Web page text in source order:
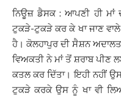
ਨਿਊਜ਼ ਡੈਸਕ : ਆਪਣੀ ਹੀ ਮਾਂ
ਟੁਕੜੇ-ਟੁਕੜੇ ਕਰ ਕੇ ਖਾ ਜਾਣ
ਹੈ। ਕੋਲਹਾਪੁਰ ਦੀ ਸੈਸ਼ਨ
ਵਿਅਕਤੀ ਨੇ ਮਾਂ ਤੋਂ ਸ਼ਰਾਬ
ਕਤਲ ਕਰ ਦਿੱਤਾ। ਇਹੀ ਨਹੀਂ
ਟੁਕੜੇ ਕਰਕੇ ਉਸ ਨੂੰ ਖਾ ਵੀ